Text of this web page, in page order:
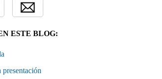
ESTE BLOG: